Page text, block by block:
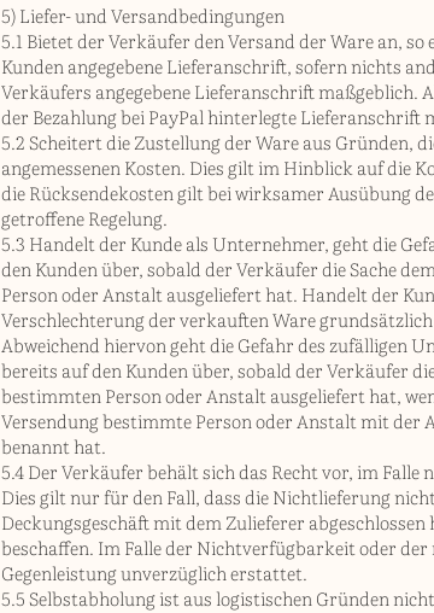
5) Liefer- und Versandbedingungen
5.1 Bietet der Verkäufer den Versand der Ware an,
Kunden angegebene Lieferanschrift, sofern nichts
Verkäufers angegebene Lieferanschrift maßgeblich.
der Bezahlung bei PayPal hinterlegte Lieferanschrift
5.2 Scheitert die Zustellung der Ware aus Gründen,
angemessenen Kosten. Dies gilt im Hinblick auf die
die Rücksendekosten gilt bei wirksamer Ausübung
getroffene Regelung.
5.3 Handelt der Kunde als Unternehmer, geht die
den Kunden über, sobald der Verkäufer die Sache
Person oder Anstalt ausgeliefert hat. Handelt der
Verschlechterung der verkauften Ware
Abweichend hiervon geht die Gefahr des zufälligen
bereits auf den Kunden über, sobald der Verkäufer
bestimmten Person oder Anstalt ausgeliefert hat,
Versendung bestimmte Person oder Anstalt mit der
benannt hat.
5.4 Der Verkäufer behält sich das Recht vor, im
Dies gilt nur für den Fall, dass die Nichtlieferung
Deckungsgeschäft mit dem Zulieferer
beschaffen. Im Falle der Nichtverfügbarkeit oder
Gegenleistung unverzüglich erstattet.
5.5 Selbstabholung ist aus logistischen Gründen